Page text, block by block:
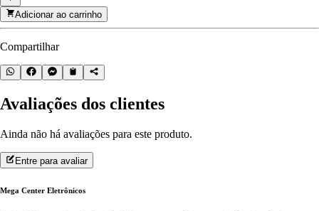
Adicionar ao carrinho
Compartilhar
Avaliações dos clientes
Ainda não há avaliações para este produto.
Entre para avaliar
Mega Center Eletrônicos